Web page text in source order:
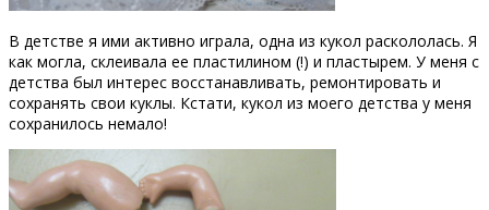
В детстве я ими активно играла, одна из кукол раскололась. Я
как могла, склеивала ее пластилином (!) и пластырем. У меня с
детства был интерес восстанавливать, ремонтировать и
сохранять свои куклы. Кстати, кукол из моего детства у меня
сохранилось немало!